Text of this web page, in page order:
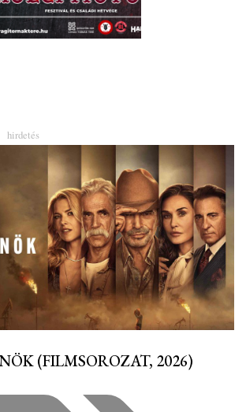
(FILMSOROZAT, 2026)